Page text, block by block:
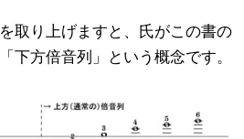
取り上げますと、氏がこの書の
下方倍音列」という概念です。